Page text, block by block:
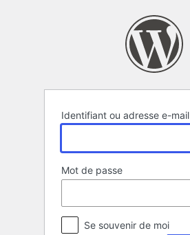
Identifiant ou adresse e-mail
Mot de passe
Se souvenir de moi